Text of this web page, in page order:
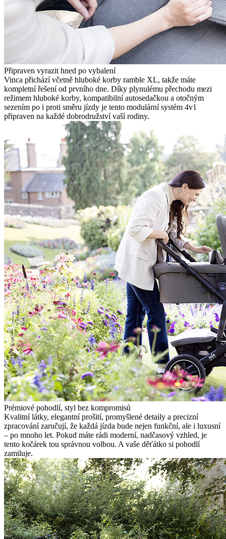
Připraven vyrazit hned po vybalení
Vinca přichází včetně hluboké korby ramble XL, takže máte
kompletní řešení od prvního dne. Díky plynulému přechodu mezi
režimem hluboké korby, kompatibilní autosedačkou a otočným
sezením po i proti směru jízdy je tento modulární systém 4v1
připraven na každé dobrodružství vaší rodiny.
Prémiové pohodlí, styl bez kompromisů
Kvalitní látky, elegantní prošití, promyšlené detaily a precizní
zpracování zaručují, že každá jízda bude nejen funkční, ale i luxusní
– po mnoho let. Pokud máte rádi moderní, nadčasový vzhled, je
tento kočárek tou správnou volbou. A vaše děťátko si pohodlí
zamiluje.